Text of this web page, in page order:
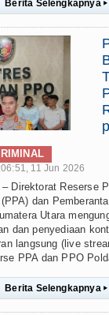
Berita Selengkapnya ▸
11 Jun 2026
Direktorat Reserse
dan
Utara
dan penyediaan
langsung (live
PPA dan PPO
Berita Selengkapnya ▸